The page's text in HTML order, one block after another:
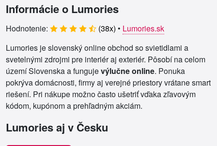
Informácie o Lumories
Hodnotenie: (38x) • Lumories.sk
Lumories je slovenský online obchod so svietidlami a
svetelnými zdrojmi pre interiér aj exteriér. Pôsobí na celom
území Slovenska a fungujevýlučne online. Ponuka
pokrýva domácnosti, firmy aj verejné priestory vrátane smart
riešení. Pri nákupe možno často ušetriť vďaka zľavovým
kódom, kupónom a prehľadným akciám.
Lumories aj v Česku